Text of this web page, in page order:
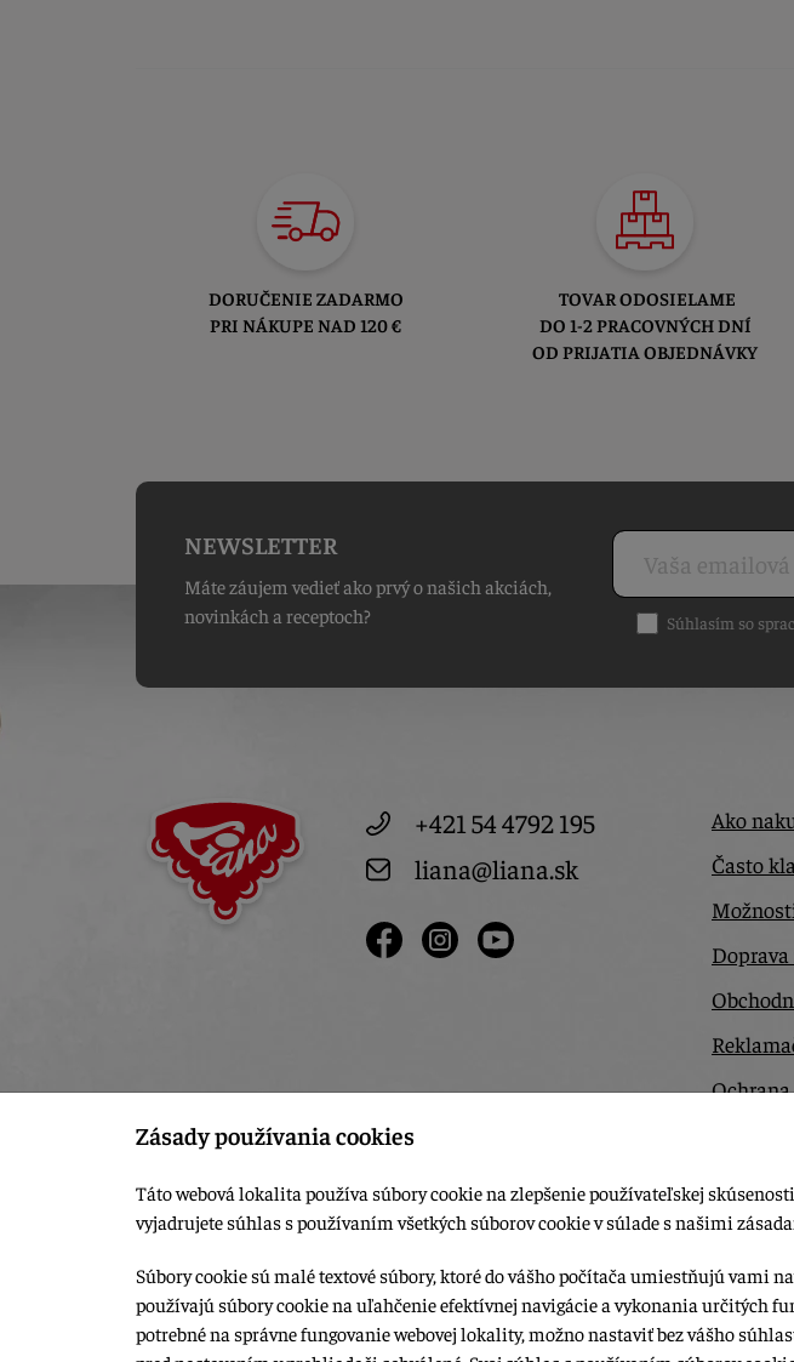
DORUČENIE ZADARMO
PRI NÁKUPE NAD 120 €
TOVAR ODOSIELAME
DO 1-2 PRACOVNÝCH DNÍ
OD PRIJATIA OBJEDNÁVKY
NEWSLETTER
Máte záujem vedieť ako prvý o našich akciách,
novinkách a receptoch?
Súhlasím so
+421 54 4792 195
liana@liana.sk
Ako
Často
© 2015-2026, LIANA GOLIAŠ s.r.o. všetky práva vyhradené.
Upraviť nastavenia Cookies
Zásady používania cookies
Táto webová lokalita používa súbory cookie na zlepšenie používateľskej
vyjadrujete súhlas s používaním všetkých súborov cookie v súlade s našimi
Súbory cookie sú malé textové súbory, ktoré do vášho počítača umiestňujú vami
používajú súbory cookie na uľahčenie efektívnej navigácie a vykonania určitých
potrebné na správne fungovanie webovej lokality, možno nastaviť bez vášho